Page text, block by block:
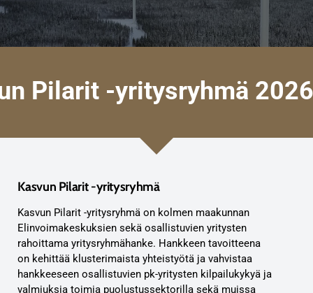
Pilarit -yritysryhmä
Kasvun Pilarit -yritysryhmä
Kasvun Pilarit -yritysryhmä on kolmen maakunnan
Elinvoimakeskuksien sekä osallistuvien yritysten
rahoittama yritysryhmähanke. Hankkeen tavoitteena
on kehittää klusterimaista yhteistyötä ja vahvistaa
hankkeeseen osallistuvien pk-yritysten kilpailukykyä ja
valmiuksia toimia puolustussektorilla sekä muissa